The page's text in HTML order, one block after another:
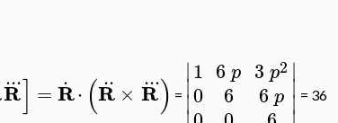
R
...] =R
. ⋅ (R
.. × R
...) =
∣∣∣
1
0
6 p
6
3 p2
6 p
∣∣∣ = 36